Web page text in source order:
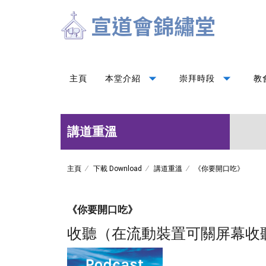
主頁 本堂介紹 arrow_drop_down 崇拜時段 arrow_drop_down 教
講道重溫
主頁 下載 Download 講道重溫 《你要開口吃》
《你要開口吃》
收聽（在流動裝置可關屏幕收